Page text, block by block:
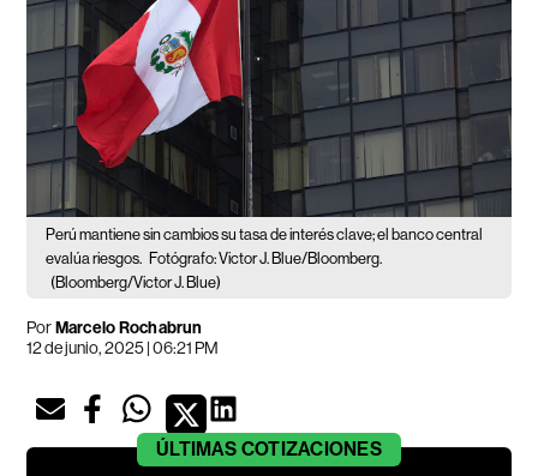
Perú mantiene sin cambios su tasa de interés clave; el banco central
evalúa riesgos. Fotógrafo: Victor J. Blue/Bloomberg.
(Bloomberg/Victor J. Blue)
PorMarcelo Rochabrun
12 de junio, 2025 | 06:21 PM
ÚLTIMAS COTIZACIONES